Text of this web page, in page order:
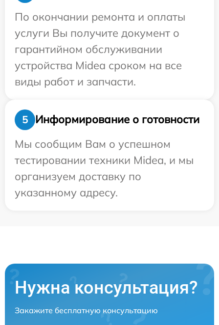
По окончании ремонта и оплаты
услуги Вы получите документ о
гарантийном обслуживании
устройства Midea сроком на все
виды работ и запчасти.
5
Информирование о готовности
Мы сообщим Вам о успешном
тестировании техники Midea, и мы
организуем доставку по
указанному адресу.
Нужна консультация?
Закажите бесплатную консультацию